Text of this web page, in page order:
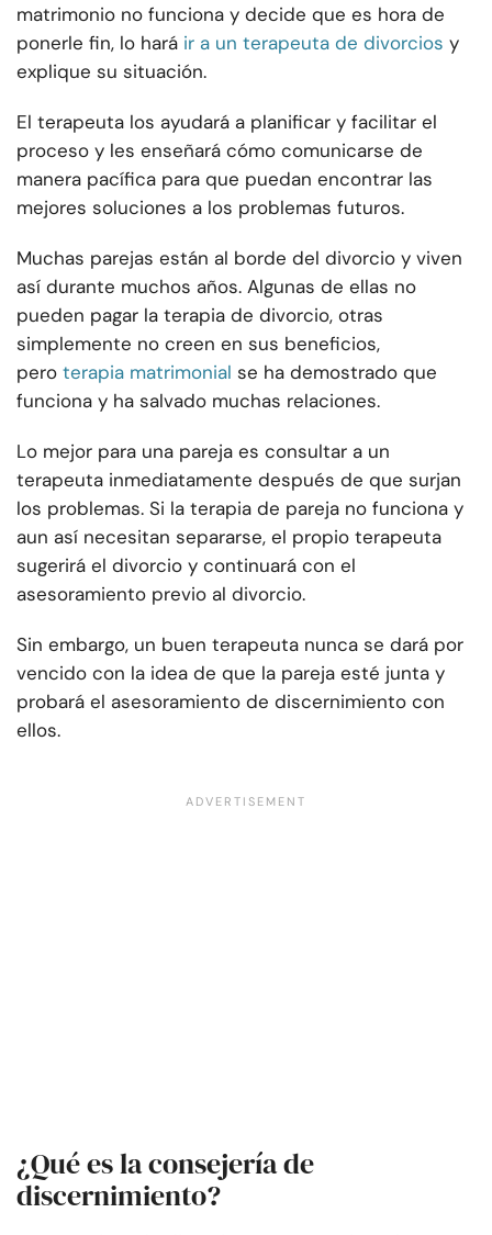
matrimonio no funciona y decide que es hora de
ponerle fin, lo hará ir a un terapeuta de divorcios y
explique su situación.
El terapeuta los ayudará a planificar y facilitar el
proceso y les enseñará cómo comunicarse de
manera pacífica para que puedan encontrar las
mejores soluciones a los problemas futuros.
Muchas parejas están al borde del divorcio y viven
así durante muchos años. Algunas de ellas no
pueden pagar la terapia de divorcio, otras
simplemente no creen en sus beneficios,
pero terapia matrimonial se ha demostrado que
funciona y ha salvado muchas relaciones.
Lo mejor para una pareja es consultar a un
terapeuta inmediatamente después de que surjan
los problemas. Si la terapia de pareja no funciona y
aun así necesitan separarse, el propio terapeuta
sugerirá el divorcio y continuará con el
asesoramiento previo al divorcio.
Sin embargo, un buen terapeuta nunca se dará por
vencido con la idea de que la pareja esté junta y
probará el asesoramiento de discernimiento con
ellos.
¿Qué es la consejería de
discernimiento?